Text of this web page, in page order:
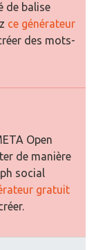
de balise
ce générateur
des mots-
Open
de manière
social
gratuit